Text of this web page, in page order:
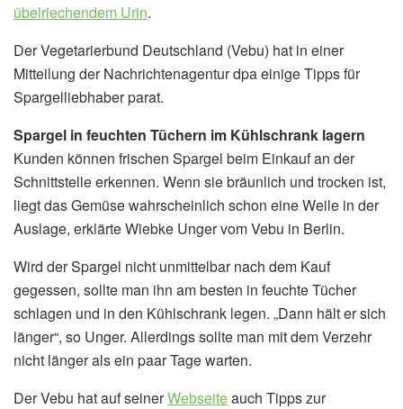
übelriechendem Urin.
Der Vegetarierbund Deutschland (Vebu) hat in einer
Mitteilung der Nachrichtenagentur dpa einige Tipps für
Spargelliebhaber parat.
Spargel in feuchten Tüchern im Kühlschrank lagern
Kunden können frischen Spargel beim Einkauf an der
Schnittstelle erkennen. Wenn sie bräunlich und trocken ist,
liegt das Gemüse wahrscheinlich schon eine Weile in der
Auslage, erklärte Wiebke Unger vom Vebu in Berlin.
Wird der Spargel nicht unmittelbar nach dem Kauf
gegessen, sollte man ihn am besten in feuchte Tücher
schlagen und in den Kühlschrank legen. „Dann hält er sich
länger“, so Unger. Allerdings sollte man mit dem Verzehr
nicht länger als ein paar Tage warten.
Der Vebu hat auf seinerWebseiteauch Tipps zur